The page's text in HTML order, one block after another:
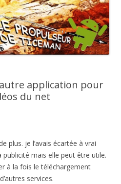
application pour
du net
plus. je l’avais écartée à vrai
publicité mais elle peut être utile.
à la fois le téléchargement
services.